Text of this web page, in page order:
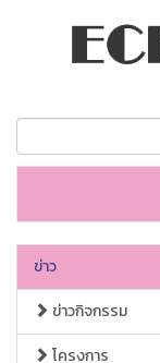
ข่าว
ข่าวกิจกรรม
โครงการ